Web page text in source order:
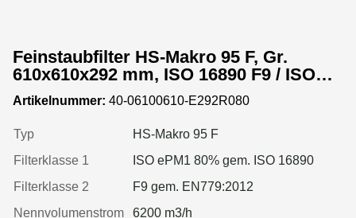
Feinstaubfilter HS-Makro 95 F, Gr.
610x610x292 mm, ISO 16890 F9 / ISO
ePM1 80%, Rahmen: MDF, Dichtung:
einseitig, geschäumt
Artikelnummer: 40-06100610-E292R080
Typ
HS-Makro 95 F
Filterklasse 1
ISO ePM1 80% gem. ISO 16890
Filterklasse 2
F9 gem. EN779:2012
Nennvolumenstrom
6200 m3/h